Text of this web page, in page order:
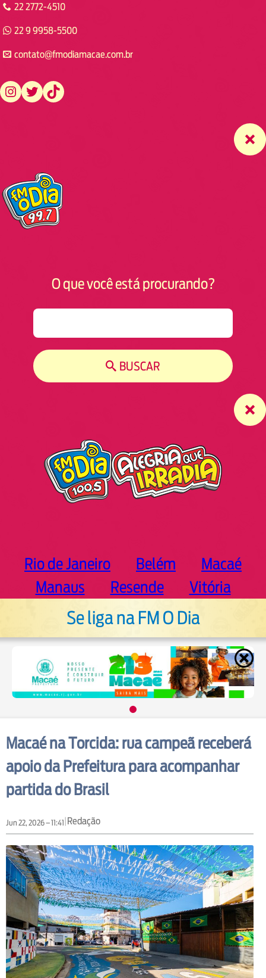
22 2772-4510
22 9 9958-5500
contato@fmodiamacae.com.br
https://www.instagram.com/fmodia.macae/ https://twitter.com/fmodia.macae/ https://www.tiktok.com/@fmodia.macae
O que você está procurando?
BUSCAR
Rio de Janeiro Belém
Macaé
Manaus
Resende Vitória
Se liga na FM O Dia
Macaé na Torcida: rua campeã receberá
apoio da Prefeitura para acompanhar
partida do Brasil
Jun 22, 2026 – 11:41 |Redação